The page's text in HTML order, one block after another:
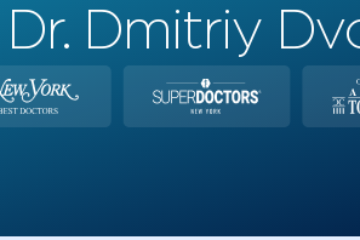
Dr. Dmitriy